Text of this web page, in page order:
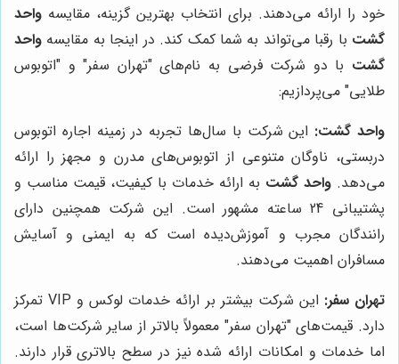
خود را ارائه می‌دهند. برای انتخاب بهترین گزینه، مقایسه واحد
گشت با رقبا می‌تواند به شما کمک کند. در اینجا به مقایسه واحد
گشت با دو شرکت فرضی به نام‌های "تهران سفر" و "اتوبوس
طلایی" می‌پردازیم:
واحد گشت: این شرکت با سال‌ها تجربه در زمینه اجاره اتوبوس
دربستی، ناوگان متنوعی از اتوبوس‌های مدرن و مجهز را ارائه
می‌دهد. واحد گشت به ارائه خدمات با کیفیت، قیمت مناسب و
پشتیبانی 24 ساعته مشهور است. این شرکت همچنین دارای
رانندگان مجرب و آموزش‌دیده است که به ایمنی و آسایش
مسافران اهمیت می‌دهند.
تهران سفر:
این شرکت بیشتر بر ارائه خدمات لوکس و VIP تمرکز
دارد. قیمت‌های "تهران سفر" معمولاً بالاتر از سایر شرکت‌ها است،
اما خدمات و امکانات ارائه شده نیز در سطح بالاتری قرار دارند.